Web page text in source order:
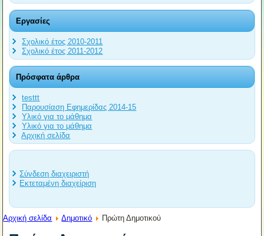
Εργασίες
Σχολικό έτος 2010-2011
Σχολικό έτος 2011-2012
Πρόσφατα άρθρα
testtt
Παρουσίαση Εφημερίδας 2014-15
Υλικό για το μάθημα
Υλικό για το μάθημα
Αρχική σελίδα
Σύνδεση διαχειριστή
Εκτεταμένη διαχείριση
Αρχική σελίδα Δημοτικό Πρώτη Δημοτικού